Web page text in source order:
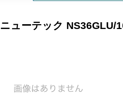
ニューテック NS36GLU/